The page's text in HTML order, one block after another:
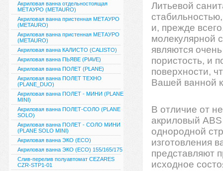
Акриловая ванна отдельностоящая
МЕТАУРО (METAURO)
Акриловая ванна пристенная МЕТАУРО
(METAURO)
Акриловая ванна пристенная МЕТАУРО
(METAURO)
Акриловая ванна КАЛИСТО (CALISTO)
Акриловая ванна ПЬЯВЕ (PIAVE)
Акриловая ванна ПОЛЕТ (PLANE)
Акриловая ванна ПОЛЕТ ТЕХНО
(PLANE_DUO)
Акриловая ванна ПОЛЕТ - МИНИ (PLANE
MINI)
Акриловая ванна ПОЛЕТ-СОЛО (PLANE
SOLO)
Акриловая ванна ПОЛЕТ - СОЛО МИНИ
(PLANE SOLO MINI)
Акриловая ванна ЭКО (ECO)
Акриловая ванна ЭКО (ECO) 155/165/175
Слив-перелив полуавтомат CEZARES
CZR-STP1-01
Литьевой
и, прежде
молекулярной
являются
пористость, и
поверхности,
Вашей ванной
В отличие от
акриловый
однородной
изготовления
представляют
исходное